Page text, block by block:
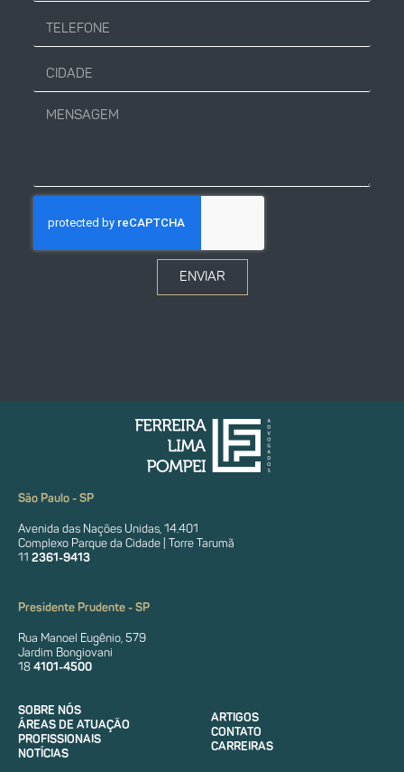
ENVIAR
São Paulo - SP
Avenida das Nações Unidas, 14.401
Complexo Parque da Cidade | Torre Tarumã
11 2361-9413
Presidente Prudente - SP
Rua Manoel Eugênio, 579
Jardim Bongiovani
18 4101-4500
SOBRE NÓS
ÁREAS DE ATUAÇÃO
PROFISSIONAIS
NOTÍCIAS
ARTIGOS
CONTATO
CARREIRAS